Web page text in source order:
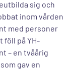
sig och
inom vården
med personer
föll på YH-
– en tvåårig
gav en